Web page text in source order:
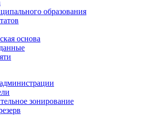
образования
основа
зонирование